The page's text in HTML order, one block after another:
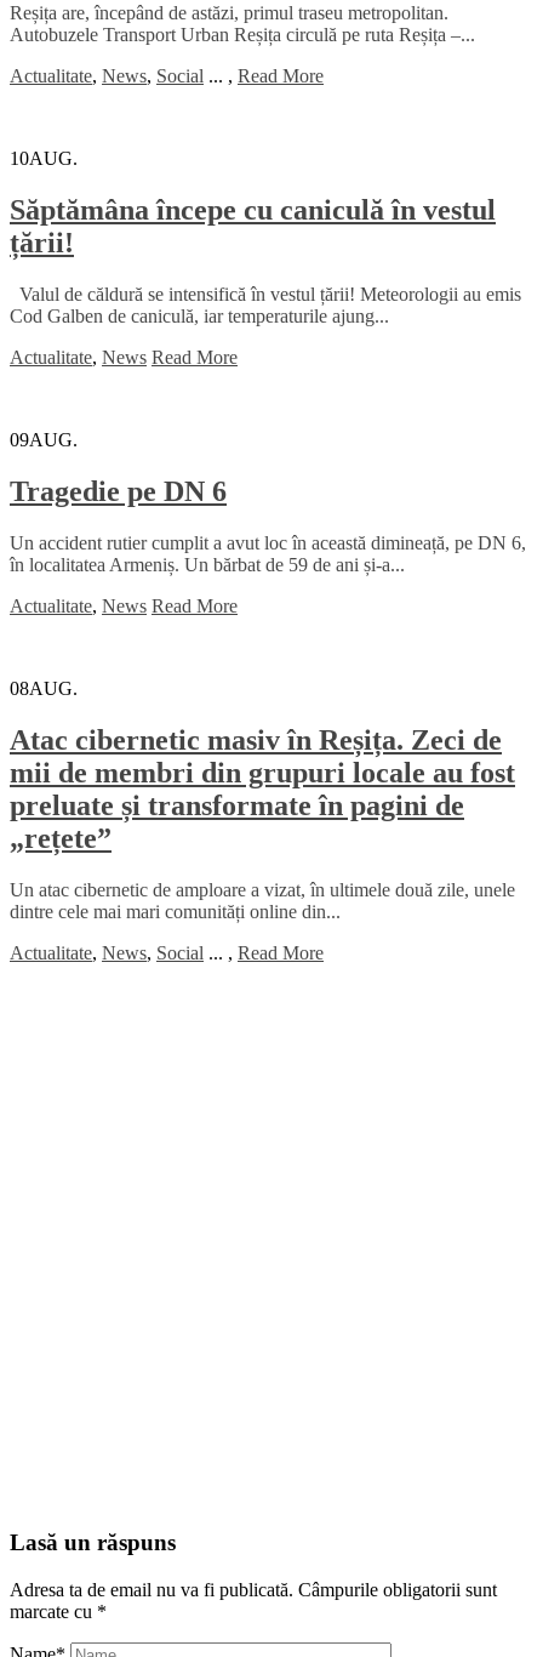
Reșița are, începând de astăzi, primul traseu metropolitan.
Autobuzele Transport Urban Reșița circulă pe ruta Reșița –...
Actualitate, News, Social ... , Read More
10AUG.
Săptămâna începe cu caniculă în vestul
țării!
Valul de căldură se intensifică în vestul țării! Meteorologii au emis
Cod Galben de caniculă, iar temperaturile ajung...
Actualitate, News Read More
09AUG.
Tragedie pe DN 6
Un accident rutier cumplit a avut loc în această dimineață, pe DN 6,
în localitatea Armeniș. Un bărbat de 59 de ani și-a...
Actualitate, News Read More
08AUG.
Atac cibernetic masiv în Reșița. Zeci de
mii de membri din grupuri locale au fost
preluate și transformate în pagini de
„rețete”
Un atac cibernetic de amploare a vizat, în ultimele două zile, unele
dintre cele mai mari comunități online din...
Actualitate, News, Social ... , Read More
Lasă un răspuns
Adresa ta de email nu va fi publicată. Câmpurile obligatorii sunt
marcate cu *